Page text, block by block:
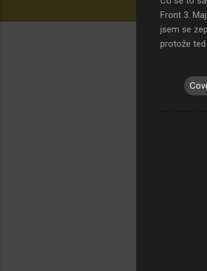
Front 3.
jsem se
protože